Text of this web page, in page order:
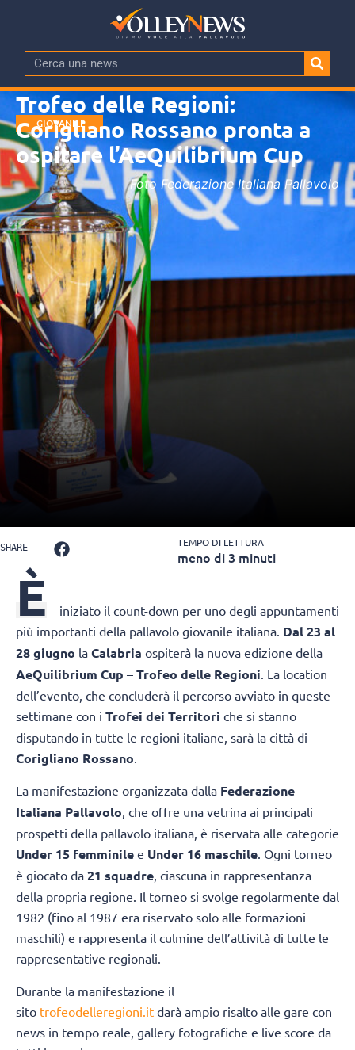
GIOVANILI
Trofeo delle Regioni:
Corigliano Rossano pronta a
ospitare l’AeQuilibrium Cup
Foto Federazione Italiana Pallavolo
SHARE TEMPO DI LETTURA
meno di 3 minuti
È
iniziato il count-down per uno degli appuntamenti
più importanti della pallavolo giovanile italiana. Dal 23 al
28 giugno la Calabria ospiterà la nuova edizione della
AeQuilibrium Cup – Trofeo delle Regioni. La location
dell’evento, che concluderà il percorso avviato in queste
settimane con i Trofei dei Territori che si stanno
disputando in tutte le regioni italiane, sarà la città di
Corigliano Rossano.
La manifestazione organizzata dalla Federazione
Italiana Pallavolo, che offre una vetrina ai principali
prospetti della pallavolo italiana, è riservata alle categorie
Under 15 femminile e Under 16 maschile. Ogni torneo
è giocato da 21 squadre, ciascuna in rappresentanza
della propria regione. Il torneo si svolge regolarmente dal
1982 (fino al 1987 era riservato solo alle formazioni
maschili) e rappresenta il culmine dell’attività di tutte le
rappresentative regionali.
Durante la manifestazione il
sito trofeodelleregioni.it darà ampio risalto alle gare con
news in tempo reale, gallery fotografiche e live score da